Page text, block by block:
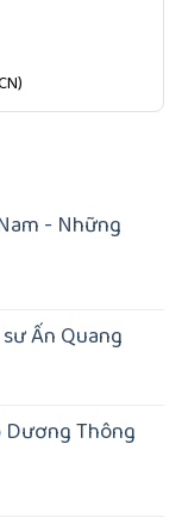
- Những
Ấn Quang
Dương Thông